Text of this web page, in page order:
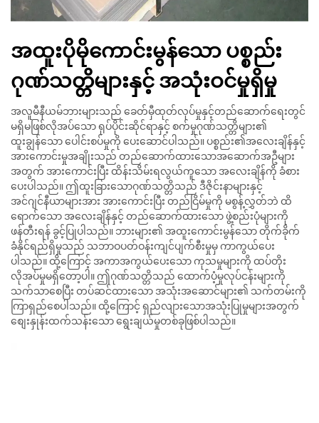
အထူးပိုမိုကောင်းမွန်သော ပစ္စည်း
ဂုဏ်သတ္တိများနှင့် အသုံးဝင်မှုရှိမှု
အလူမီနီယမ်ဘားများသည် ခေတ်မှီထုတ်လုပ်မှုနှင့်တည်ဆောက်ရေးတွင်
မရှိမဖြစ်လိုအပ်သော ရုပ်ပိုင်းဆိုင်ရာနှင့် စက်မှုဂုဏ်သတ္တိများ၏
ထူးချွန်သော ပေါင်းစပ်မှုကို ပေးဆောင်ပါသည်။ ပစ္စည်း၏အလေးချိန်နှင့်
အားကောင်းမှုအချိုးသည် တည်ဆောက်ထားသောအဆောက်အဦများ
အတွက် အားကောင်းပြီး ထိန်းသိမ်းရလွယ်ကူသော အလေးချိန်ကို ခံစား
ပေးပါသည်။ ဤထူးခြားသောဂုဏ်သတ္တိသည် ဒီဇိုင်းနာများနှင့်
အင်ဂျင်နီယာများအား အားကောင်းပြီး တည်ငြိမ်မှုကို မစွန့်လွှတ်ဘဲ ထိ
ရောက်သော အလေးချိန်နှင့် တည်ဆောက်ထားသော ဖွဲ့စည်းပုံများကို
ဖန်တီးရန် ခွင့်ပြုပါသည်။ ဘားများ၏ အထူးကောင်းမွန်သော တိုက်ခိုက်
ခံနိုင်ရည်ရှိမှုသည် သဘာဝပတ်ဝန်းကျင်ပျက်စီးမှုမှ ကာကွယ်ပေး
ပါသည်။ ထို့ကြောင့် အကာအကွယ်ပေးသော ကုသမှုများကို ထပ်တိုး
လိုအပ်မှုမရှိတော့ပါ။ ဤဂုဏ်သတ္တိသည် ထောက်ပံ့မှုလုပ်ငန်းများကို
သက်သာစေပြီး တပ်ဆင်ထားသော အသုံးအဆောင်များ၏ သက်တမ်းကို
ကြာရှည်စေပါသည်။ ထို့ကြောင့် ရှည်လျားသောအသုံးပြုမှုများအတွက်
စျေးနှုန်းထက်သန်းသော ရွေးချယ်မှုတစ်ခုဖြစ်ပါသည်။